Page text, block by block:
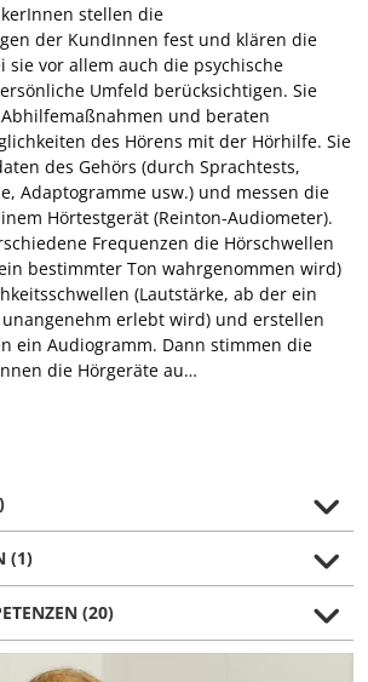
stellen die
der KundInnen fest und klären die
sie vor allem auch die psychische
Umfeld berücksichtigen. Sie
und beraten
des Hörens mit der Hörhilfe. Sie
des Gehörs (durch Sprachtests,
Adaptogramme usw.) und messen die
Hörtestgerät (Reinton-Audiometer).
Frequenzen die Hörschwellen
bestimmter Ton wahrgenommen wird)
(Lautstärke, ab der ein
erlebt wird) und erstellen
ein Audiogramm. Dann stimmen die
die Hörgeräte au…
(1)
(20)